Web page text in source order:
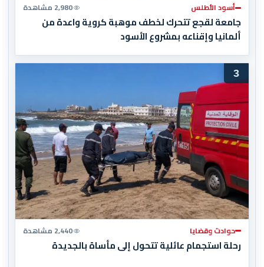
أسود الأطلس 2,980 مشاهدة
جامعة لقجع تتحرك لخطف موهبة كروية واعدة من
ألمانيا وإقناعه بمشروع الأسود
3
حوادث وقضايا 2,440 مشاهدة
رحلة استجمام عائلية تتحول إلى مأساة بالجديدة